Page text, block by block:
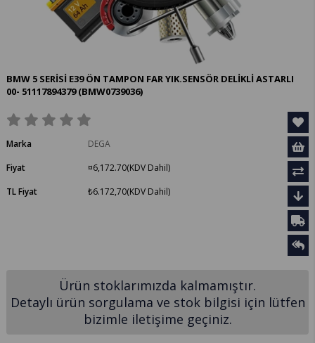
BMW 5 SERİSİ E39 ÖN TAMPON FAR YIK.SENSÖR DELİKLİ ASTARLI
00- 51117894379(BMW0739036)
Marka
DEGA
Fiyat
¤6,172.70(KDV Dahil)
TL Fiyat
₺6.172,70(KDV Dahil)
Ürün stoklarımızda kalmamıştır.
Detaylı ürün sorgulama ve stok bilgisi için lütfen
bizimle iletişime geçiniz.